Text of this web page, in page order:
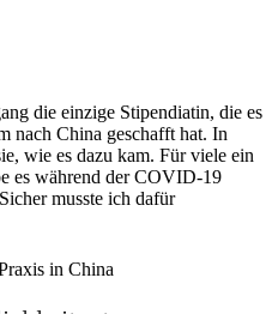
die einzige Stipendiatin, die es
China geschafft hat. In
wie es dazu kam. Für viele ein
es während der COVID-19
musste ich dafür
in China